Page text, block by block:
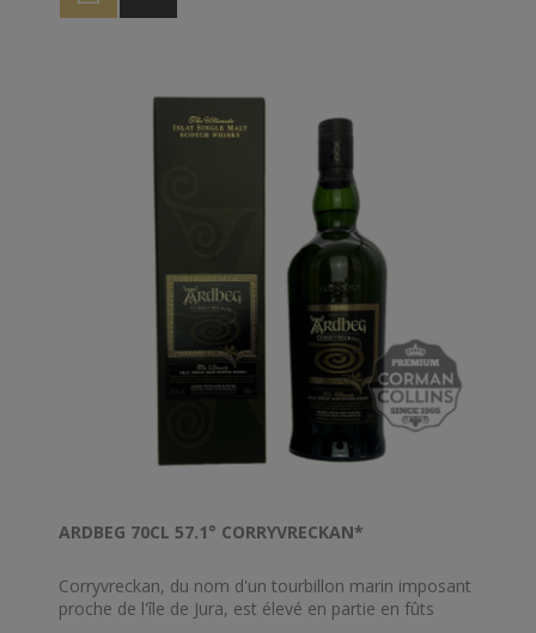
ARDBEG 70CL 57.1° CORRYVRECKAN*
Corryvreckan, du nom d'un tourbillon marin imposant
proche de l'île de Jura, est élevé en partie en fûts